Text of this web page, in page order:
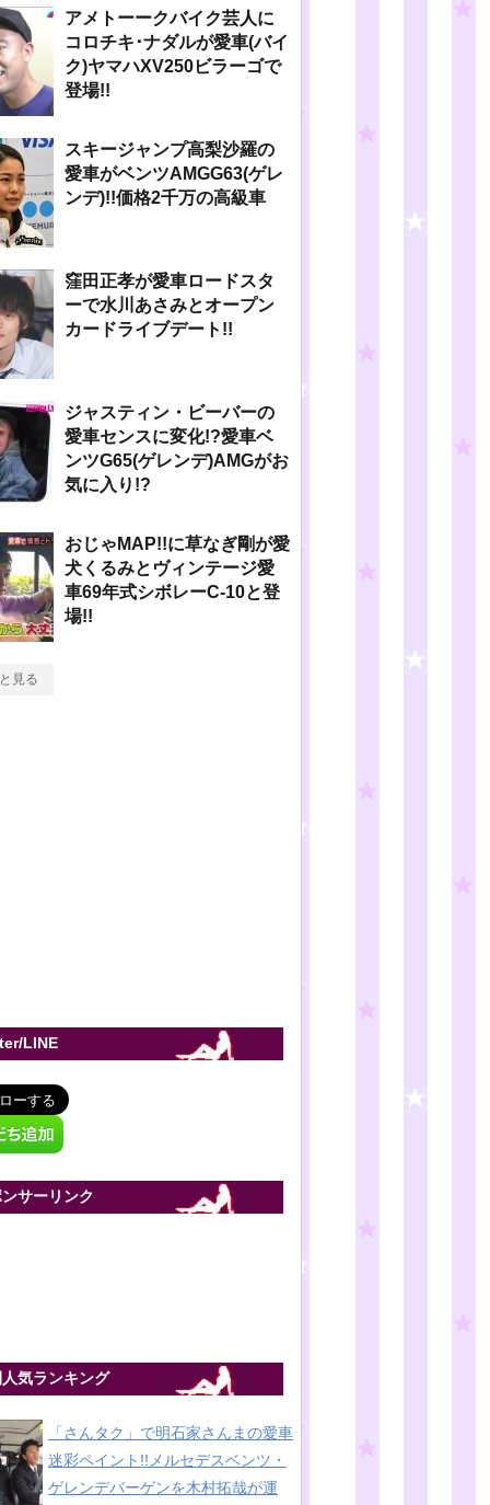
アメトーークバイク芸人に
コロチキ･ナダルが愛車(バイ
ク)ヤマハXV250ビラーゴで
登場!!
スキージャンプ高梨沙羅の
愛車がベンツAMGG63(ゲレ
ンデ)!!価格2千万の高級車
窪田正孝が愛車ロードスタ
ーで水川あさみとオープン
カードライブデート!!
ジャスティン・ビーバーの
愛車センスに変化!?愛車ベ
ンツG65(ゲレンデ)AMGがお
気に入り!?
おじゃMAP!!に草なぎ剛が愛
犬くるみとヴィンテージ愛
車69年式シボレーC-10と登
場!!
見る
LINE
サーリンク
気ランキング
「さんタク」で明石家さんまの愛車
迷彩ペイント!!メルセデスベンツ・
ゲレンデバーゲンを木村拓哉が運